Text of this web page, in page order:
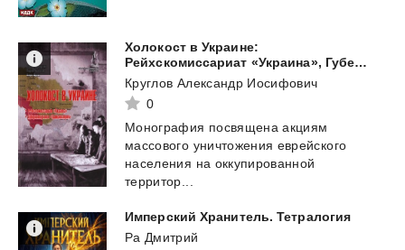
Холокост в Украине:
Рейхскомиссариат «Украина», Губернаторство «Транснистрия»: монография.
Круглов Александр Иосифович
0
Монография посвящена акциям
массового уничтожения еврейского
населения на оккупированной
территор...
Имперский Хранитель. Тетралогия
Ра Дмитрий